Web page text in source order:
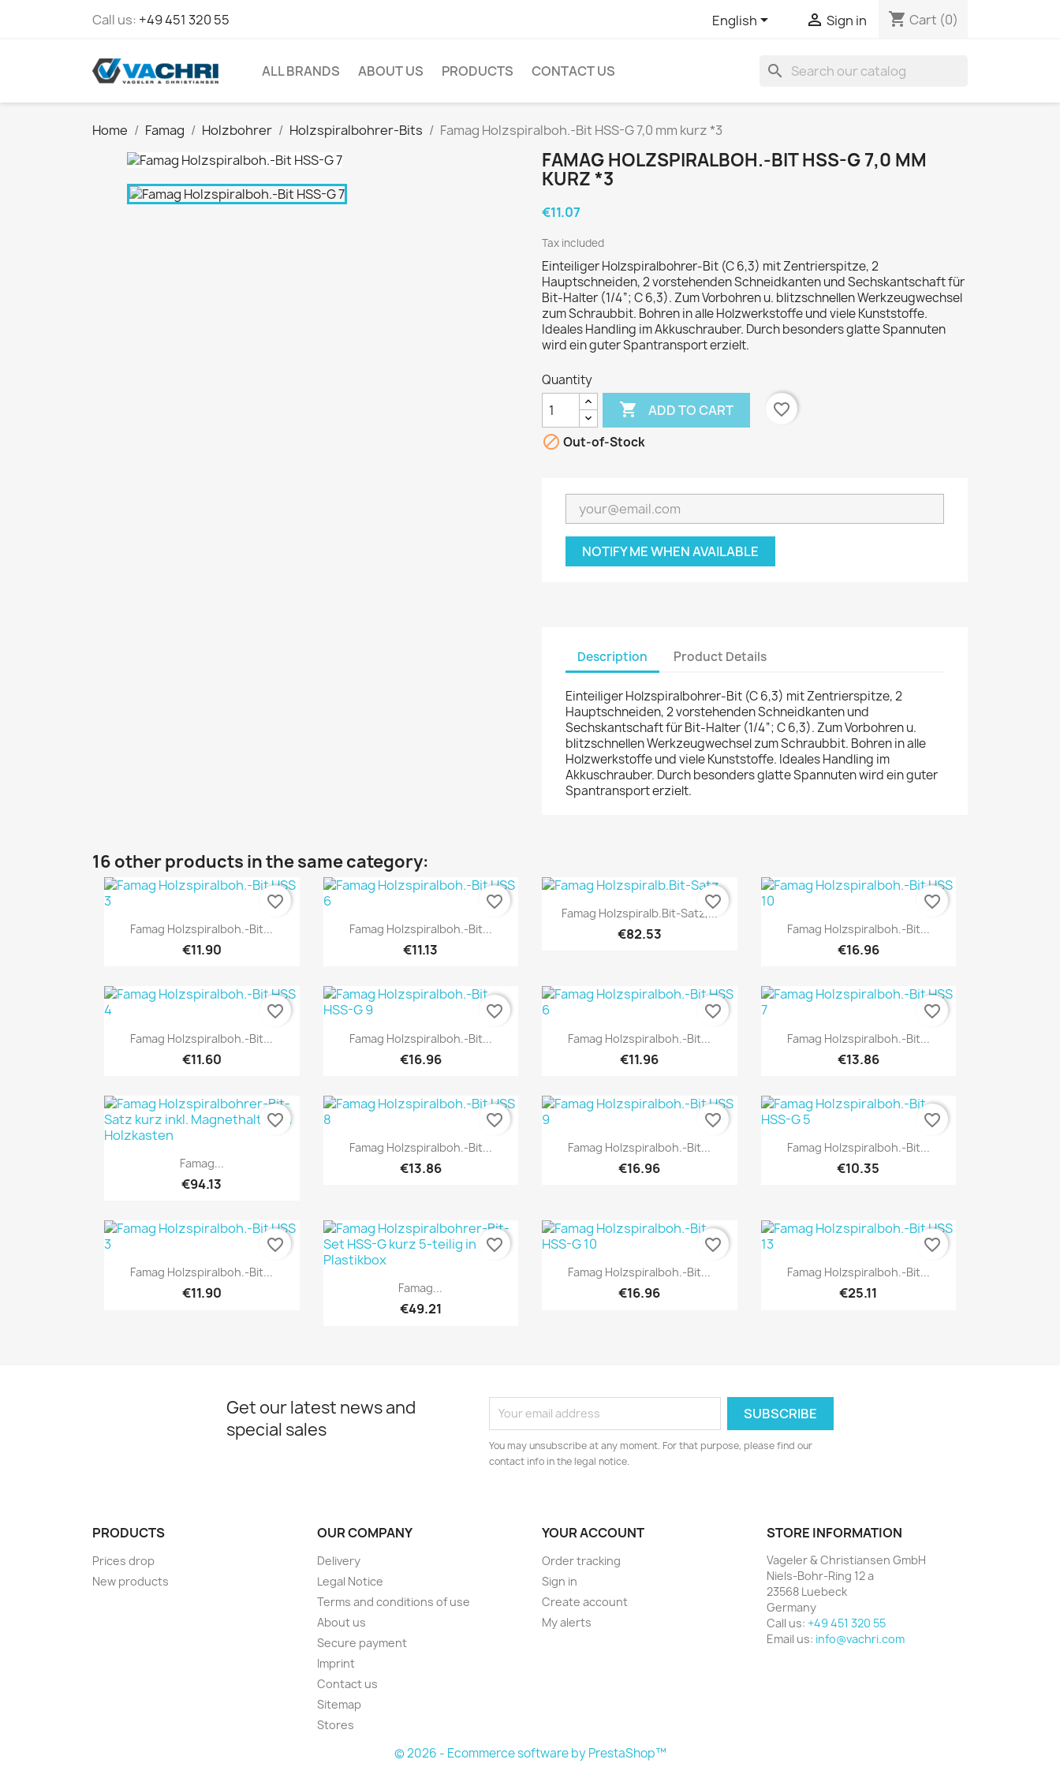
Call us: +49 451 320 55 English  Sign in shopping_cart Cart (0)
ALL BRANDS ABOUT US PRODUCTS CONTACT US search
Home Famag Holzbohrer Holzspiralbohrer-Bits Famag Holzspiralboh.-Bit HSS-G 7,0 mm kurz *3
FAMAG HOLZSPIRALBOH.-BIT HSS-G 7,0 MM
KURZ *3
€11.07
Tax included
Einteiliger Holzspiralbohrer-Bit (C 6,3) mit Zentrierspitze, 2
Hauptschneiden, 2 vorstehenden Schneidkanten und Sechskantschaft für
Bit-Halter (1/4“; C 6,3). Zum Vorbohren u. blitzschnellen Werkzeugwechsel
zum Schraubbit. Bohren in alle Holzwerkstoffe und viele Kunststoffe.
Ideales Handling im Akkuschrauber. Durch besonders glatte Spannuten
wird ein guter Spantransport erzielt.
Quantity
 ADD TO CART
favorite_border
 Out-of-Stock
NOTIFY ME WHEN AVAILABLE
Description Product Details
Einteiliger Holzspiralbohrer-Bit (C 6,3) mit Zentrierspitze, 2
Hauptschneiden, 2 vorstehenden Schneidkanten und
Sechskantschaft für Bit-Halter (1/4“; C 6,3). Zum Vorbohren u.
blitzschnellen Werkzeugwechsel zum Schraubbit. Bohren in alle
Holzwerkstoffe und viele Kunststoffe. Ideales Handling im
Akkuschrauber. Durch besonders glatte Spannuten wird ein guter
Spantransport erzielt.
16 other products in the same category:
Quick view
Famag Holzspiralboh.-Bit...
€11.90
favorite_border
Quick view
Famag Holzspiralboh.-Bit...
€11.13
favorite_border Quick view
Famag Holzspiralb.Bit-Satz,...
€82.53
favorite_border
Quick view
Famag Holzspiralboh.-Bit...
€16.96
favorite_border
Quick view
Famag Holzspiralboh.-Bit...
€11.60
favorite_border
Quick view
Famag Holzspiralboh.-Bit...
€16.96
favorite_border
Quick view
Famag Holzspiralboh.-Bit...
€11.96
favorite_border
Quick view
Famag Holzspiralboh.-Bit...
€13.86
favorite_border
Quick view
Famag...
€94.13
favorite_border
Quick view
Famag Holzspiralboh.-Bit...
€13.86
favorite_border
Quick view
Famag Holzspiralboh.-Bit...
€16.96
favorite_border
Quick view
Famag Holzspiralboh.-Bit...
€10.35
favorite_border
Quick view
Famag Holzspiralboh.-Bit...
€11.90
favorite_border
Quick view
Famag...
€49.21
favorite_border
Quick view
Famag Holzspiralboh.-Bit...
€16.96
favorite_border
Quick view
Famag Holzspiralboh.-Bit...
€25.11
favorite_border
Get our latest news and
special sales
You may unsubscribe at any moment. For that purpose, please find our
contact info in the legal notice.
PRODUCTS
Prices drop
New products
OUR COMPANY
Delivery
Legal Notice
Terms and conditions of use
About us
Secure payment
Imprint
Contact us
Sitemap
Stores
YOUR ACCOUNT
Order tracking
Sign in
Create account
My alerts
STORE INFORMATION
Vageler & Christiansen GmbH
Niels-Bohr-Ring 12 a
23568 Luebeck
Germany
Call us: +49 451 320 55
Email us: info@vachri.com
© 2026 - Ecommerce software by PrestaShop™